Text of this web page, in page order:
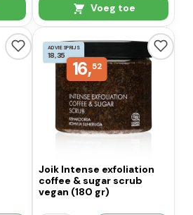
Voeg toe
ADVIESPRIJS
18,35
16,52
Joik Intense exfoliation
coffee & sugar scrub
vegan (180 gr)